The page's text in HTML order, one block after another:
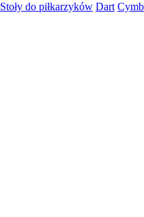
Stoły do piłkarzyków Dart